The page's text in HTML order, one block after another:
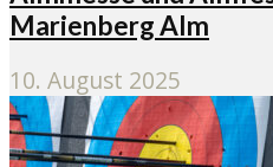
Marienberg Alm
10. August 2025